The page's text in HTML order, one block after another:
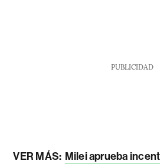
PUBLICIDAD
VER MÁS: Milei aprueba